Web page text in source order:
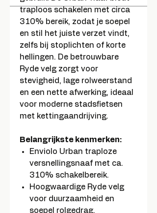
traploos schakelen met circa
310% bereik, zodat je soepel
en stil het juiste verzet vindt,
zelfs bij stoplichten of korte
hellingen. De betrouwbare
Ryde velg zorgt voor
stevigheid, lage rolweerstand
en een nette afwerking, ideaal
voor moderne stadsfietsen
met kettingaandrijving.
Belangrijkste kenmerken:
Enviolo Urban traploze
versnellingsnaaf met ca.
310% schakelbereik.
Hoogwaardige Ryde velg
voor duurzaamheid en
soepel rolgedrag.